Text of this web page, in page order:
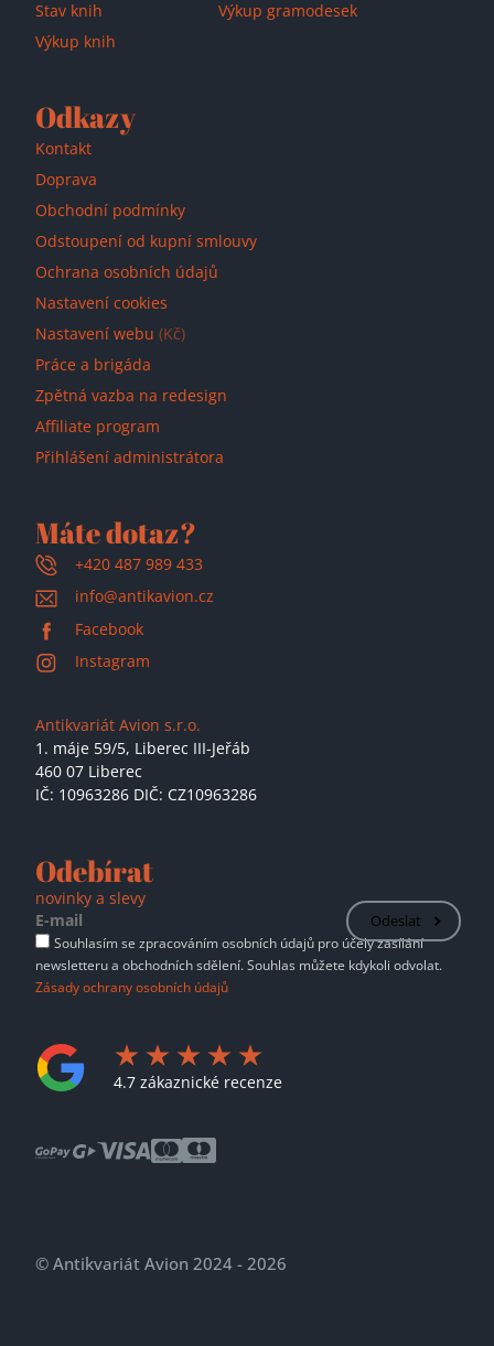
Stav knih
Výkup knih
Výkup gramodesek
Odkazy
Kontakt
Doprava
Obchodní podmínky
Odstoupení od kupní smlouvy
Ochrana osobních údajů
Nastavení cookies
Nastavení webu (Kč)
Práce a brigáda
Zpětná vazba na redesign
Affiliate program
Přihlášení administrátora
Máte dotaz?
+420 487 989 433
info@antikavion.cz
Facebook
Instagram
Antikvariát Avion s.r.o.
1. máje 59/5, Liberec III-Jeřáb
460 07 Liberec
IČ: 10963286 DIČ: CZ10963286
Odebírat
novinky a slevy
Odeslat
Souhlasím se zpracováním osobních údajů pro účely zasílání
newsletteru a obchodních sdělení. Souhlas můžete kdykoli odvolat.
Zásady ochrany osobních údajů
4.7 zákaznické recenze
© Antikvariát Avion 2024 - 2026